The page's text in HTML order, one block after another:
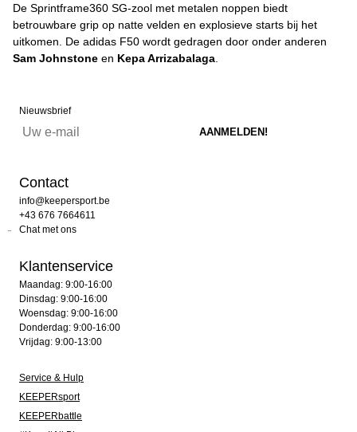
De Sprintframe360 SG-zool met metalen noppen biedt
betrouwbare grip op natte velden en explosieve starts bij het
uitkomen. De adidas F50 wordt gedragen door onder anderen
Sam Johnstone en Kepa Arrizabalaga
Nieuwsbrief
Contact
info@keepersport.be
+43 676 7664611
Chat met ons
Klantenservice
Maandag: 9:00-16:00
Dinsdag: 9:00-16:00
Woensdag: 9:00-16:00
Donderdag: 9:00-16:00
Vrijdag: 9:00-13:00
Service & Hulp
KEEPERsport
KEEPERbattle